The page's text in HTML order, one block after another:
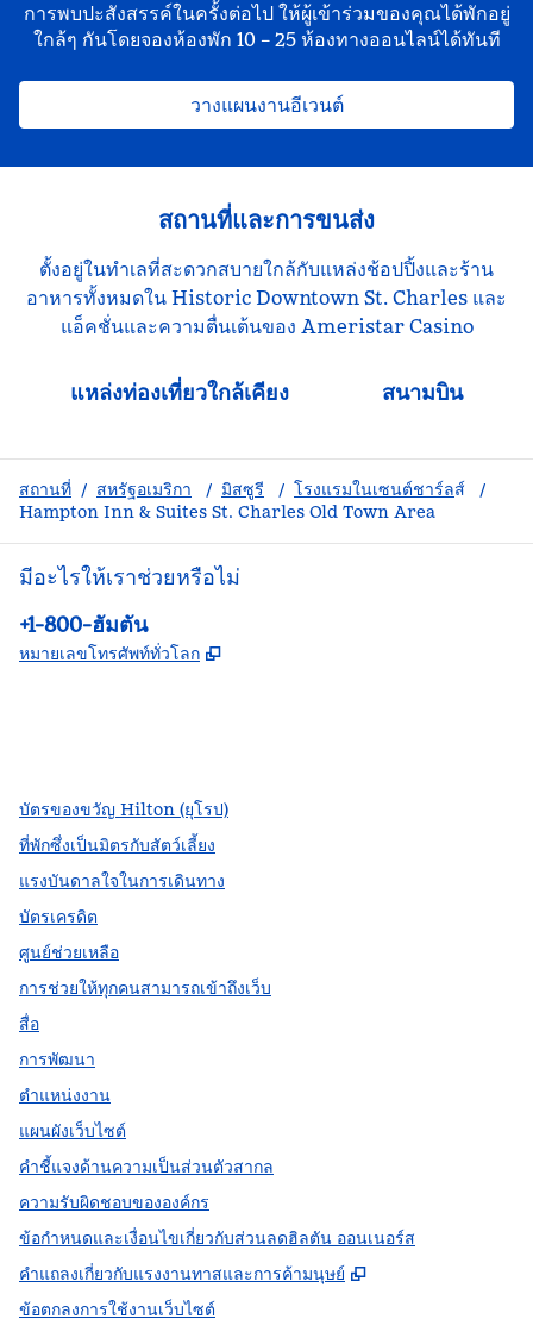
การพบปะสังสรรค์ในครั้งต่อไป ให้ผู้เข้าร่วมของคุณได้พักอยู่
ใกล้ๆ กันโดยจองห้องพัก 10 – 25 ห้องทางออนไลน์ได้ทันที
วางแผนงานอีเวนต์
สถานที่และการขนส่ง
ตั้งอยู่ในทําเลที่สะดวกสบายใกล้กับแหล่งช้อปปิ้งและร้าน
อาหารทั้งหมดใน Historic Downtown St. Charles และ
แอ็คชั่นและความตื่นเต้นของ Ameristar Casino
แหล่งท่องเที่ยวใกล้เคียง สนามบิน
สถานที่ / สหรัฐอเมริกา / มิสซูรี / โรงแรมในเซนต์ชาร์ลส์
/
Hampton Inn & Suites St. Charles Old Town Area
มีอะไรให้เราช่วยหรือไม่
โทรศัพท์:
+1-800-ฮัมตัน
หมายเลขโทรศัพท์ทั่วโลก ,
บัตรของขวัญ Hilton (ยุโรป)
ที่พักซึ่งเป็นมิตรกับสัตว์เลี้ยง
แรงบันดาลใจในการเดินทาง
บัตรเครดิต
ศูนย์ช่วยเหลือ
การช่วยให้ทุกคนสามารถเข้าถึงเว็บ
สื่อ
การพัฒนา
ตำแหน่งงาน
แผนผังเว็บไซต์
คำชี้แจงด้านความเป็นส่วนตัวสากล
ความรับผิดชอบขององค์กร
ข้อกำหนดและเงื่อนไขเกี่ยวกับส่วนลดฮิลตัน ออนเนอร์ส
คําแถลงเกี่ยวกับแรงงานทาสและการค้ามนุษย์
,
ข้อตกลงการใช้งานเว็บไซต์